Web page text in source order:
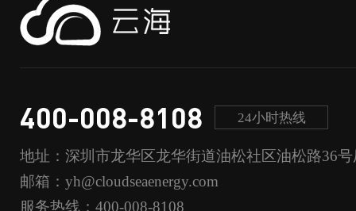
400-008-8108 24小时热线
地址：深圳市龙华区龙华街道油松社区油松路36
邮箱：yh@cloudseaenergy.com
服务热线：400-008-8108